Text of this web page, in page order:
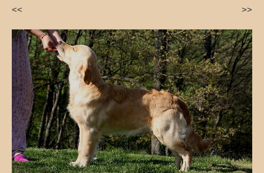
<< >>